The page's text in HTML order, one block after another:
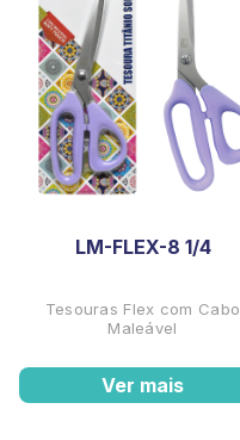
LM-FLEX-8 1/4
Tesouras Flex com Cabo
Maleável
Ver mais